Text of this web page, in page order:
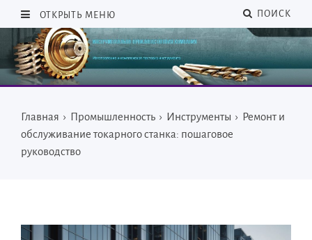
ОТКРЫТЬ МЕНЮ ПОИСК
Главная › Промышленность › Инструменты › Ремонт и
обслуживание токарного станка: пошаговое
руководство